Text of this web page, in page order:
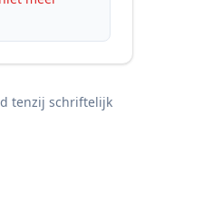
tenzij schriftelijk